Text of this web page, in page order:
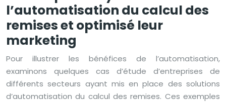
l’automatisation du calcul des
remises et optimisé leur
marketing
Pour illustrer les bénéfices de l’automatisation,
examinons quelques cas d’étude d’entreprises de
différents secteurs ayant mis en place des solutions
d’automatisation du calcul des remises. Ces exemples